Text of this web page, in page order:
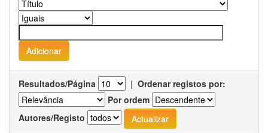
Resultados/Página | Ordenar registos por:
Por ordem
Autores/Registo